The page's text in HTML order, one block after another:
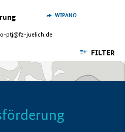
ptj@fz-juelich.de
WIPANO
FILTER